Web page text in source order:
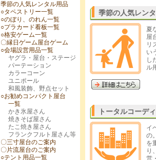
季節の人気レン
夏
屋
リ
い
し
ル
トータルコーデ
イ
の
を
り
営
季節の人気レンタル用品
○タペストリー一覧
○のぼり、のれん一覧
○プラカード看板一覧
○格安ゲーム一覧
〇縁日ゲーム屋台ゲーム
○会場設営用品一覧
ヤグラ・屋台・ステージ
パーテーション
カラーコーン
ユニポール
和風装飾、野点セット
○お勧めコンパクト屋台
一覧
かき氷屋さん
焼きそば屋さん
たこ焼き屋さん
フランクフルト屋さん等
〇三寸屋台のご案内
〇片流屋台のご案内
○テント用品一覧